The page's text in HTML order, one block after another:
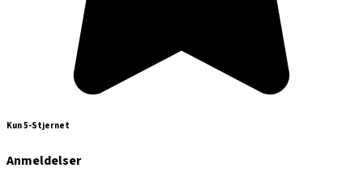
Kun 5-Stjernet
Anmeldelser